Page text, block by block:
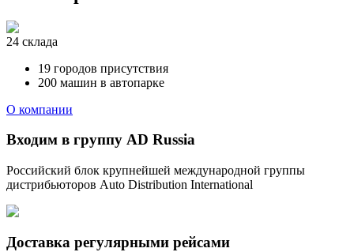
24 склада
19 городов присутствия
200 машин в автопарке
О компании
Входим в группу AD Russia
Российский блок крупнейшей международной группы
дистрибьюторов Auto Distribution International
Доставка регулярными рейсами